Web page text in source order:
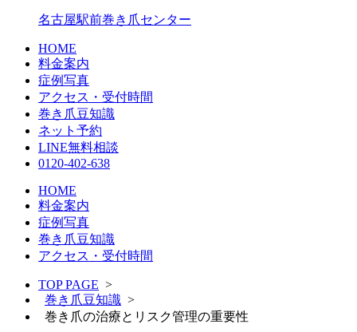
名古屋駅前巻き爪センター
HOME
料金案内
症例写真
アクセス・受付時間
巻き爪豆知識
ネット予約
LINE無料相談
0120-402-638
HOME
料金案内
症例写真
巻き爪豆知識
アクセス・受付時間
TOP PAGE >
巻き爪豆知識 >
巻き爪の治療とリスク管理の重要性